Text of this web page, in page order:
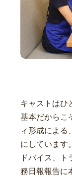
キャストはひ
基本だからこ
ィ形成による
にしています
ドバイス、
務日報報告に